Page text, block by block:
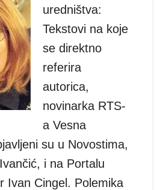
uredništva:
Tekstovi na koje
se direktno
referira
autorica,
novinarka RTS-
a Vesna
su u Novostima,
i na Portalu
Ivan Cingel. Polemika